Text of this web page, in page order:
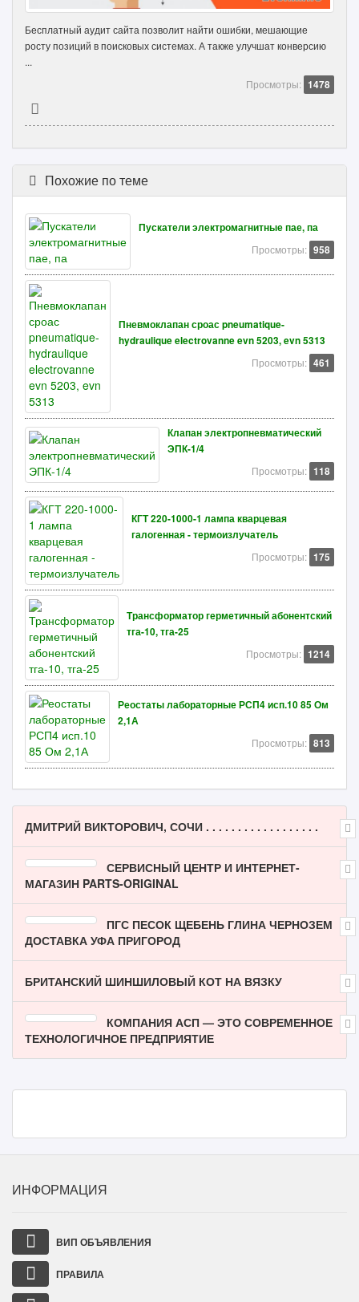
Бесплатный аудит сайта позволит найти ошибки, мешающие
росту позиций в поисковых системах. А также улучшат конверсию
...
Просмотры: 1478
Похожие по теме
Пускатели электромагнитные пае, па
Просмотры: 958
Пневмоклапан сроас pneumatique-
hydraulique electrovanne evn 5203, evn 5313
Просмотры: 461
Клапан электропневматический
ЭПК-1/4
Просмотры: 118
КГТ 220-1000-1 лампа кварцевая
галогенная - термоизлучатель
Просмотры: 175
Трансформатор герметичный абонентский
тга-10, тга-25
Просмотры: 1214
Реостаты лабораторные РСП4 исп.10 85 Ом
2,1А
Просмотры: 813
ДМИТРИЙ ВИКТОРОВИЧ, СОЧИ . . . . . . . . . . . . . . . . . .
СЕРВИСНЫЙ ЦЕНТР И ИНТЕРНЕТ-
МАГАЗИН PARTS-ORIGINAL
ПГС ПЕСОК ЩЕБЕНЬ ГЛИНА ЧЕРНОЗЕМ
ДОСТАВКА УФА ПРИГОРОД
БРИТАНСКИЙ ШИНШИЛОВЫЙ КОТ НА ВЯЗКУ
КОМПАНИЯ АСП — ЭТО СОВРЕМЕННОЕ
ТЕХНОЛОГИЧНОЕ ПРЕДПРИЯТИЕ
ИНФОРМАЦИЯ
ВИП ОБЪЯВЛЕНИЯ
ПРАВИЛА